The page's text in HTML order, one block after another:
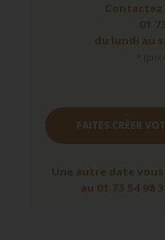
Contactez
01
du lundi au
* (prix
FAITES CRÉER
Une autre date
au 01 73 54 98